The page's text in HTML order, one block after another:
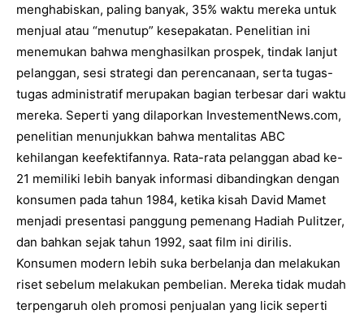
menghabiskan, paling banyak, 35% waktu mereka untuk
menjual atau “menutup” kesepakatan. Penelitian ini
menemukan bahwa menghasilkan prospek, tindak lanjut
pelanggan, sesi strategi dan perencanaan, serta tugas-
tugas administratif merupakan bagian terbesar dari waktu
mereka. Seperti yang dilaporkan InvestementNews.com,
penelitian menunjukkan bahwa mentalitas ABC
kehilangan keefektifannya. Rata-rata pelanggan abad ke-
21 memiliki lebih banyak informasi dibandingkan dengan
konsumen pada tahun 1984, ketika kisah David Mamet
menjadi presentasi panggung pemenang Hadiah Pulitzer,
dan bahkan sejak tahun 1992, saat film ini dirilis.
Konsumen modern lebih suka berbelanja dan melakukan
riset sebelum melakukan pembelian. Mereka tidak mudah
terpengaruh oleh promosi penjualan yang licik seperti